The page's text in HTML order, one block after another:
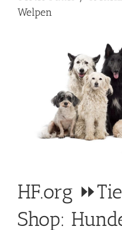
Welpen
HF.org
Shop: